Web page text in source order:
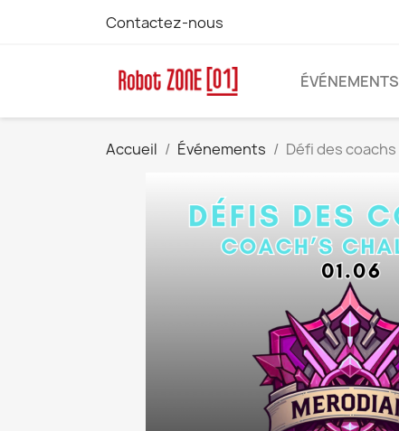
Contactez-nous
ÉVÉNEMENTS
Accueil Événements Défi des coachs